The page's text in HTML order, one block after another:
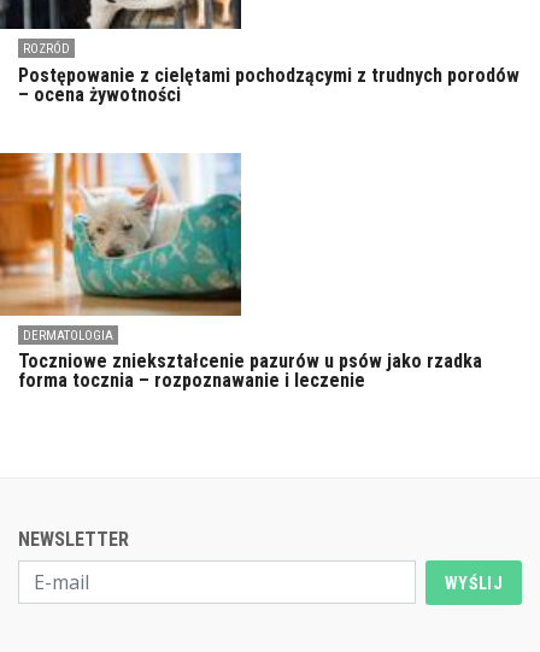
ROZRÓD
Postępowanie z cielętami pochodzącymi z trudnych porodów
– ocena żywotności
DERMATOLOGIA
Toczniowe zniekształcenie pazurów u psów jako rzadka
forma tocznia – rozpoznawanie i leczenie
NEWSLETTER
WYŚLIJ